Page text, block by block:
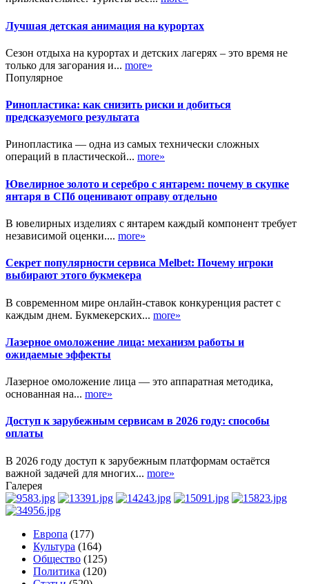
Лучшая детская анимация на курортах
Сезон отдыха на курортах и детских лагерях – это время не
только для загорания и... more»
Популярное
Ринопластика: как снизить риски и добиться
предсказуемого результата
Ринопластика — одна из самых технически сложных
операций в пластической... more»
Ювелирное золото и серебро с янтарем: почему в скупке
янтаря в СПб оценивают оправу отдельно
В ювелирных изделиях с янтарем каждый компонент требует
независимой оценки.... more»
Секрет популярности сервиса Melbet: Почему игроки
выбирают этого букмекера
В современном мире онлайн-ставок конкуренция растет с
каждым днем. Букмекерских... more»
Лазерное омоложение лица: механизм работы и
ожидаемые эффекты
Лазерное омоложение лица — это аппаратная методика,
основанная на... more»
Доступ к зарубежным сервисам в 2026 году: способы
оплаты
В 2026 году доступ к зарубежным платформам остаётся
важной задачей для многих... more»
Галерея
Европа (177)
Культура (164)
Общество (125)
Политика (120)